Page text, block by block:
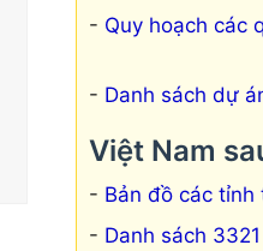
Quy hoạch các
Danh sách dự
Việt Nam
Bản đồ các tỉnh
Danh sách